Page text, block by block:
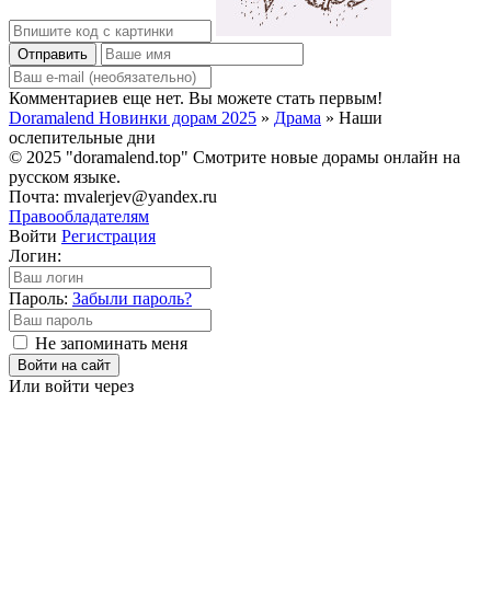
Отправить
Комментариев еще нет. Вы можете стать первым!
Doramalend Новинки дорам 2025 » Драма » Наши
ослепительные дни
© 2025 "doramalend.top" Смотрите новые дорамы онлайн на
русском языке.
Почта: mvalerjev@yandex.ru
Правообладателям
Войти Регистрация
Логин:
Пароль: Забыли пароль?
Не запоминать меня
Войти на сайт
Или войти через